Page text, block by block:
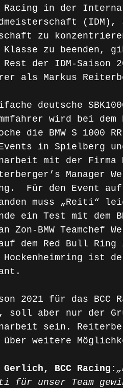
Racing in der
zu
Klasse zu beenden,
der IDM-Saison
als Markus
deutsche
wird bei
die BMW S 1000
in Spielberg
mit der
Manager
Für den Event
muss „Reiti“
ein Test mit dem
Zon-BMW
auf dem Red Bull
Hockenheimring ist
2021 für das BCC
soll aber nur der
sein.
weitere
Gerlich, BCC Racing:
für unser Team